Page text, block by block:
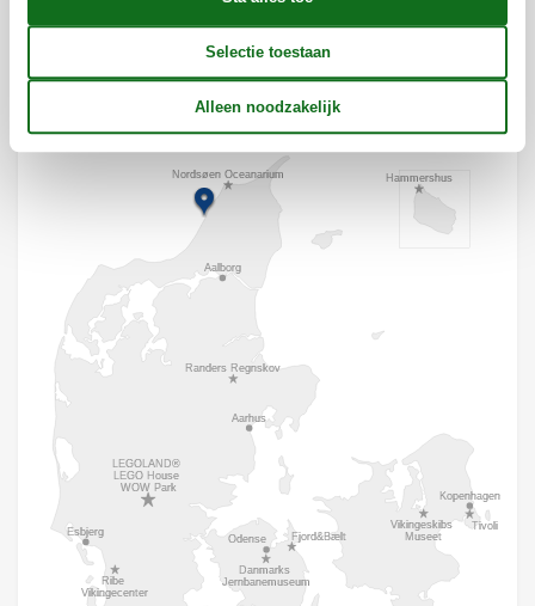
Ligging & omgeving